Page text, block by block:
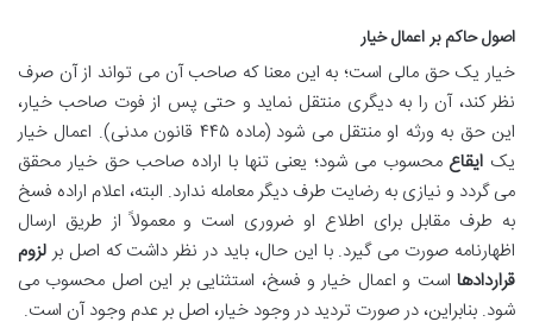
اصول حاکم بر اعمال خیار
خیار یک حق مالی است؛ به این معنا که صاحب آن می تواند از آن صرف
نظر کند، آن را به دیگری منتقل نماید و حتی پس از فوت صاحب خیار،
این حق به ورثه او منتقل می شود (ماده ۴۴۵ قانون مدنی). اعمال خیار
یک ایقاع محسوب می شود؛ یعنی تنها با اراده صاحب حق خیار محقق
می گردد و نیازی به رضایت طرف دیگر معامله ندارد. البته، اعلام اراده فسخ
به طرف مقابل برای اطلاع او ضروری است و معمولاً از طریق ارسال
اظهارنامه صورت می گیرد. با این حال، باید در نظر داشت که اصل برلزوم
قراردادها است و اعمال خیار و فسخ، استثنایی بر این اصل محسوب می
شود. بنابراین، در صورت تردید در وجود خیار، اصل بر عدم وجود آن است.